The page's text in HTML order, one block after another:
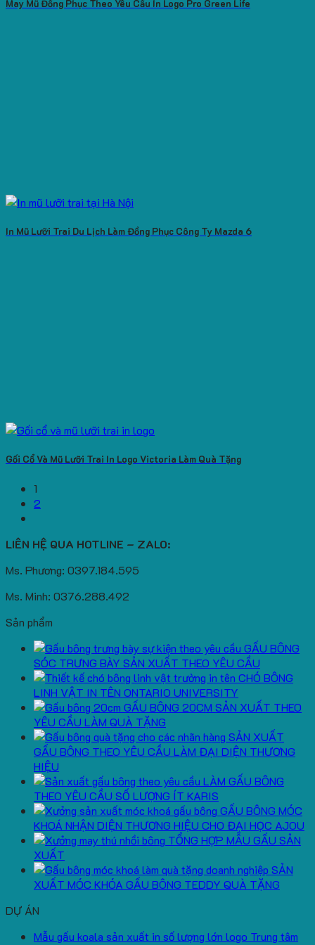
May Mũ Đồng Phục Theo Yêu Cầu In Logo Pro Green Life
In Mũ Lưỡi Trai Du Lịch Làm Đồng Phục Công Ty Mazda 6
Gối Cổ Và Mũ Lưỡi Trai In Logo Victoria Làm Quà Tặng
1
2
LIÊN HỆ QUA HOTLINE – ZALO:
Ms. Phương: 0397.184.595
Ms. Minh: 0376.288.492
Sản phẩm
GẤU BÔNG
SÓC TRƯNG BÀY SẢN XUẤT THEO YÊU CẦU
CHÓ BÔNG
LINH VẬT IN TÊN ONTARIO UNIVERSITY
GẤU BÔNG 20CM SẢN XUẤT THEO
YÊU CẦU LÀM QUÀ TẶNG
SẢN XUẤT
GẤU BÔNG THEO YÊU CẦU LÀM ĐẠI DIỆN THƯƠNG
HIỆU
LÀM GẤU BÔNG
THEO YÊU CẦU SỐ LƯỢNG ÍT KARIS
GẤU BÔNG MÓC
KHOÁ NHẬN DIỆN THƯƠNG HIỆU CHO ĐẠI HỌC AJOU
TỔNG HỢP MẪU GẤU SẢN
XUẤT
SẢN
XUẤT MÓC KHÓA GẤU BÔNG TEDDY QUÀ TẶNG
DỰ ÁN
Mẫu gấu koala sản xuất in số lượng lớn logo Trung tâm